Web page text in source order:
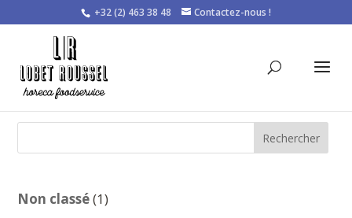
+32 (2) 463 38 48 Contactez-nous !
Rechercher
Non classé 11